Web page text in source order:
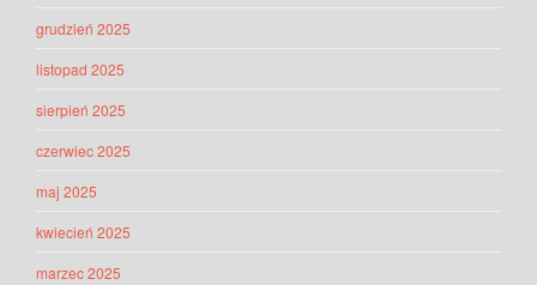
grudzień 2025
listopad 2025
sierpień 2025
czerwiec 2025
maj 2025
kwiecień 2025
marzec 2025